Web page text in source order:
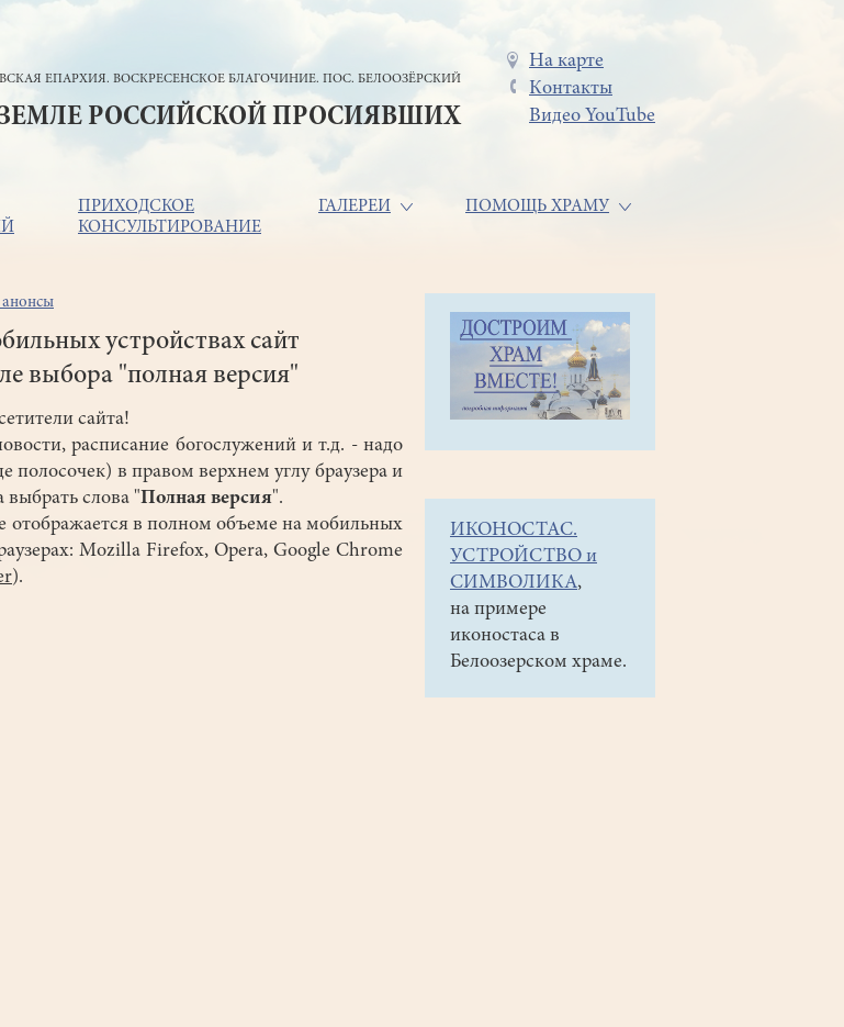
ЕПАРХИЯ. ВОСКРЕСЕНСКОЕ БЛАГОЧИНИЕ. ПОС. БЕЛООЗЁРСКИЙ
РОССИЙСКОЙ ПРОСИЯВШИХ
Меню
в
На карте
Контакты
Видео YouTube
ПРИХОДСКОЕ
КОНСУЛЬТИРОВАНИЕ
ГАЛЕРЕИ ПОМОЩЬ ХРАМУ
устройствах сайт
выбора "полная версия"
сайта!
расписание богослужений и т.д. - надо
полосочек) в правом верхнем углу браузера и
слова "Полная версия".
отображается в полном объеме на мобильных
Mozilla Firefox, Opera, Google Chrome
).
ИКОНОСТАС.
УСТРОЙСТВО и
СИМВОЛИКА,
на примере
иконостаса в
Белоозерском храме.